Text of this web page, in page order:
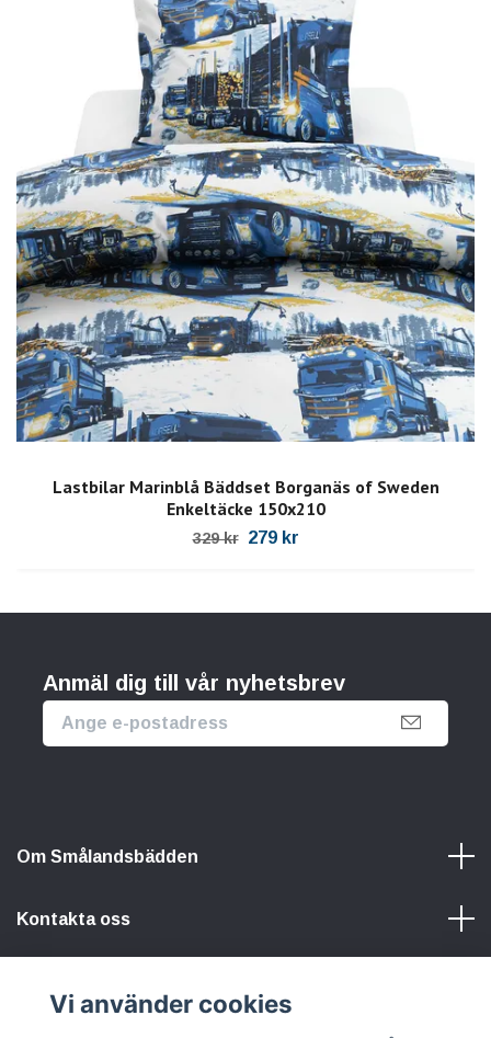
Lastbilar Marinblå Bäddset Borganäs of Sweden
Enkeltäcke 150x210
329 kr 279 kr
Anmäl dig till vår nyhetsbrev
Om Smålandsbädden
Kontakta oss
Vi använder cookies